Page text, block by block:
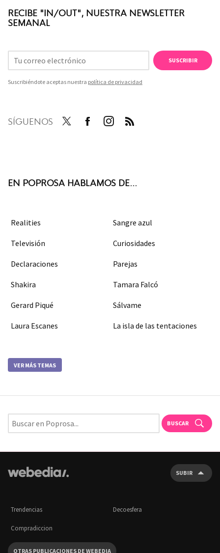
RECIBE "IN/OUT", NUESTRA NEWSLETTER
SEMANAL
SUSCRIBIR
Suscribiéndote aceptas nuestra política de privacidad
SÍGUENOS
EN POPROSA HABLAMOS DE...
Realities Sangre azul
Televisión Curiosidades
Declaraciones Parejas
Shakira Tamara Falcó
Gerard Piqué Sálvame
Laura Escanes La isla de las tentaciones
VER MÁS TEMAS
BUSCAR
SUBIR
Trendencias Decoesfera
Compradiccion
OTRAS PUBLICACIONES DE WEBEDIA